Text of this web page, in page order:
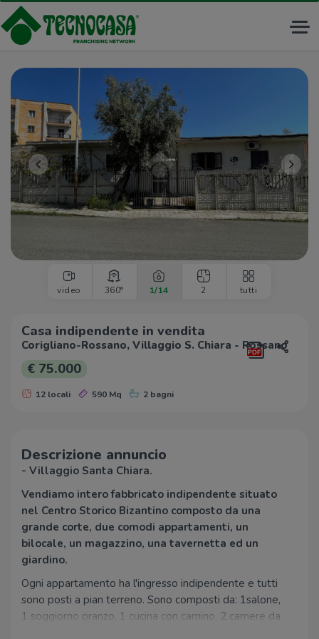
>>
video 360° 1/14 2 tutti
Casa indipendente in vendita
Corigliano-Rossano, Villaggio S. Chiara - Rossano
€ 75.000
12 locali 590 Mq 2 bagni
Descrizione annuncio
- Villaggio Santa Chiara.
Vendiamo intero fabbricato indipendente situato
nel Centro Storico Bizantino composto da una
grande corte, due comodi appartamenti, un
bilocale, un magazzino, una tavernetta ed un
giardino.
Ogni appartamento ha l'ingresso indipendente e tutti
sono posti a pian terreno. Sono composti da: 1salone,
1 soggiorno pranzo, 1 cucina con camino, 2 camere da